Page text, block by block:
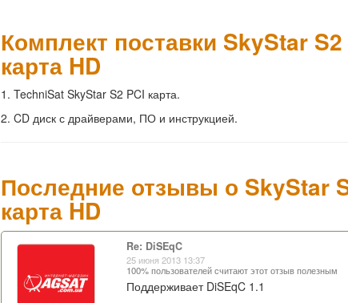
Комплект поставки SkyStar
карта HD
1. TechniSat SkyStar S2 PCI карта.
2. CD диск с драйверами, ПО и инструкцией.
Последние отзывы о SkyStar
карта HD
Re: DiSEqC
25 июня 2013 13:37
100% пользователей считают этот отзыв полезным
Поддерживает DiSEqC 1.1